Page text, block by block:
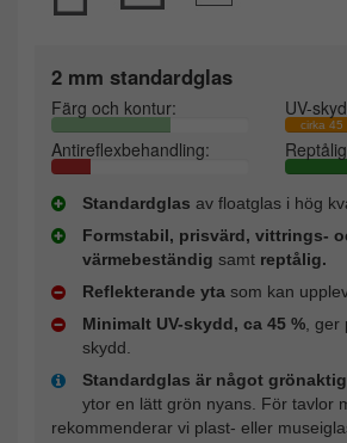
2 mm standardglas
Färg och kontur: UV-
cirka 45
Antireflexbehandling:
Standardglas av floatglas i hög
Formstabil, prisvärd, vittrings-
värmebeständig samt reptålig.
Reflekterande yta som kan
Minimalt UV-skydd, ca 45 % ,
skydd.
Standardglas är något
ytor en lätt grön nyans. För tavlor
rekommenderar vi plast- eller